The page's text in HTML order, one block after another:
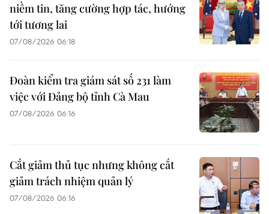
niềm tin, tăng cường hợp tác, hướng
tới tương lai
07/08/2026 06:18
Đoàn kiểm tra giám sát số 231 làm
việc với Đảng bộ tỉnh Cà Mau
07/08/2026 06:16
Cắt giảm thủ tục nhưng không cắt
giảm trách nhiệm quản lý
07/08/2026 06:16